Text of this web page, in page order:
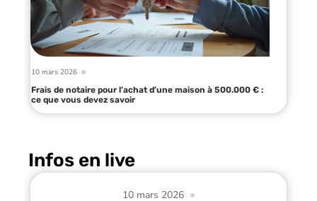
10 mars 2026
Frais de notaire pour l’achat d’une maison à 500.000 € :
ce que vous devez savoir
Infos en live
10 mars 2026